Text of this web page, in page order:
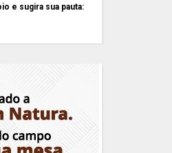
e sugira sua pauta: